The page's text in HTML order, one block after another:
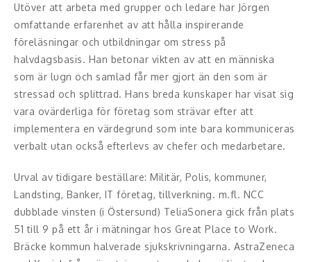
Ljus och belysning
Komiker
Konst
Middagsunderhållning
Musiker
Something a Little Different
Underhållning
Affärsnytta
Utöver att arbeta med grupper och ledare har Jörgen
omfattande erfarenhet av att hålla inspirerande
föreläsningar och utbildningar om stress på
halvdagsbasis. Han betonar vikten av att en människa
som är lugn och samlad får mer gjort än den som är
stressad och splittrad. Hans breda kunskaper har visat sig
vara ovärderliga för företag som strävar efter att
implementera en värdegrund som inte bara kommuniceras
verbalt utan också efterlevs av chefer och medarbetare.
Urval av tidigare beställare: Militär, Polis, kommuner,
Landsting, Banker, IT företag, tillverkning. m.fl. NCC
dubblade vinsten (i Östersund) TeliaSonera gick från plats
51 till 9 på ett år i mätningar hos Great Place to Work.
Bräcke kommun halverade sjukskrivningarna. AstraZeneca